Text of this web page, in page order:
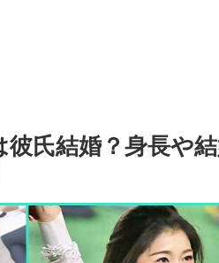
氏結婚？身長や